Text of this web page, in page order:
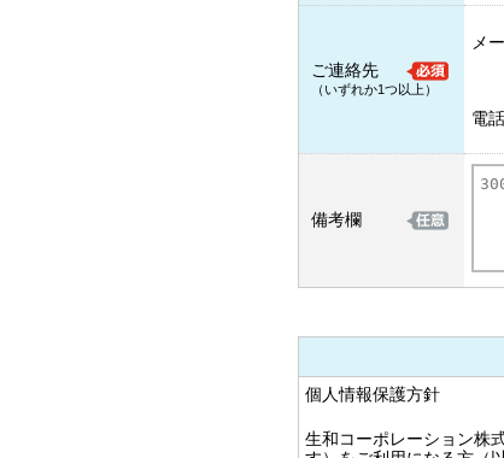
ご連絡先
（いずれか1つ以上）
メ
電
備考欄
個人情報保護方針
生和コーポレーション株